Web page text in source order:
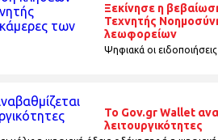
Ξεκίνησε η
Τεχνητής
λεωφορείων
Ψηφιακά οι
Το Gov.gr Wallet
λειτουργικότητες